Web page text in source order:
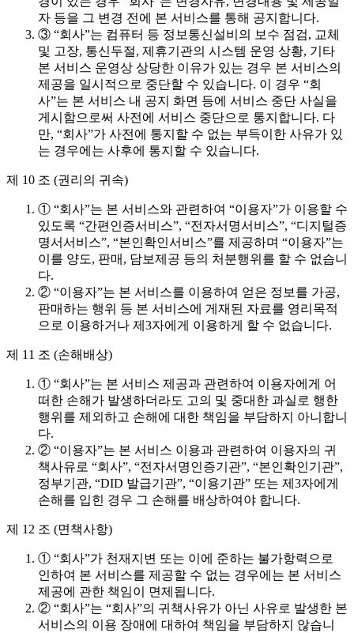
자 등을 그 변경 전에 본 서비스를 통해 공지합니다.
③ “회사”는 컴퓨터 등 정보통신설비의 보수 점검, 교체
및 고장, 통신두절, 제휴기관의 시스템 운영 상황, 기타
본 서비스 운영상 상당한 이유가 있는 경우 본 서비스의
제공을 일시적으로 중단할 수 있습니다. 이 경우 “회
사”는 본 서비스 내 공지 화면 등에 서비스 중단 사실을
게시함으로써 사전에 서비스 중단으로 통지합니다. 다
만, “회사”가 사전에 통지할 수 없는 부득이한 사유가 있
는 경우에는 사후에 통지할 수 있습니다.
제 10 조 (권리의 귀속)
① “회사”는 본 서비스와 관련하여 “이용자”가 이용할 수
있도록 “간편인증서비스”, “전자서명서비스”, “디지털증
명서서비스”, “본인확인서비스”를 제공하며 “이용자”는
이를 양도, 판매, 담보제공 등의 처분행위를 할 수 없습니
다.
② “이용자”는 본 서비스를 이용하여 얻은 정보를 가공,
판매하는 행위 등 본 서비스에 게재된 자료를 영리목적
으로 이용하거나 제3자에게 이용하게 할 수 없습니다.
제 11 조 (손해배상)
① “회사”는 본 서비스 제공과 관련하여 이용자에게 어
떠한 손해가 발생하더라도 고의 및 중대한 과실로 행한
행위를 제외하고 손해에 대한 책임을 부담하지 아니합니
다.
② “이용자”는 본 서비스 이용과 관련하여 이용자의 귀
책사유로 “회사”, “전자서명인증기관”, “본인확인기관”,
정부기관, “DID 발급기관”, “이용기관” 또는 제3자에게
손해를 입힌 경우 그 손해를 배상하여야 합니다.
제 12 조 (면책사항)
① “회사”가 천재지변 또는 이에 준하는 불가항력으로
인하여 본 서비스를 제공할 수 없는 경우에는 본 서비스
제공에 관한 책임이 면제됩니다.
② “회사”는 “회사”의 귀책사유가 아닌 사유로 발생한 본
서비스의 이용 장애에 대하여 책임을 부담하지 않습니